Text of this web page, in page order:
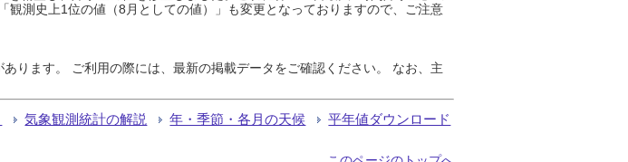
観測史上1位の値（8月としての値）」も変更となっておりますので、ご注意
ります。 ご利用の際には、最新の掲載データをご確認ください。 なお、主
気象観測統計の解説 年・季節・各月の天候 平年値ダウンロード